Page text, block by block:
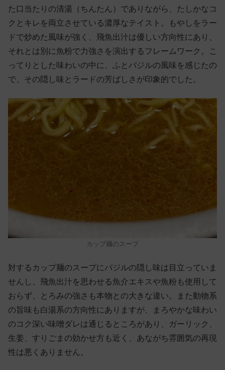
た口当たりの清湯（ちんたん）でありながら、たしかなコ
クとキレを両立させている濃厚なテイスト。もやしをラー
ドで炒めた風味が強く、飛魚出汁は優しい方向性にあり、
それとは別に魚粉で力強さを演出するフレームワーク。こ
ってりとした味わいの中に、ふとバジルの風味を感じたの
で、その隠し味とラードの芳ばしさが印象的でした。
カップ麺のスープ
対するカップ麺のスープにバジルの隠し味は目立っていま
せんし、飛魚出汁を思わせる魚介エキスや魚粉も使用して
おらず、とろみの強さも本物との大きな違い。また動物系
の旨味も白湯系の方向性にありますが、まろやかな味わい
のコク深い味噌ダレは通じるところがあり、ガーリック、
生姜、すりごまの効かせ方も近く、あながち雰囲気の再現
性は悪くありません。